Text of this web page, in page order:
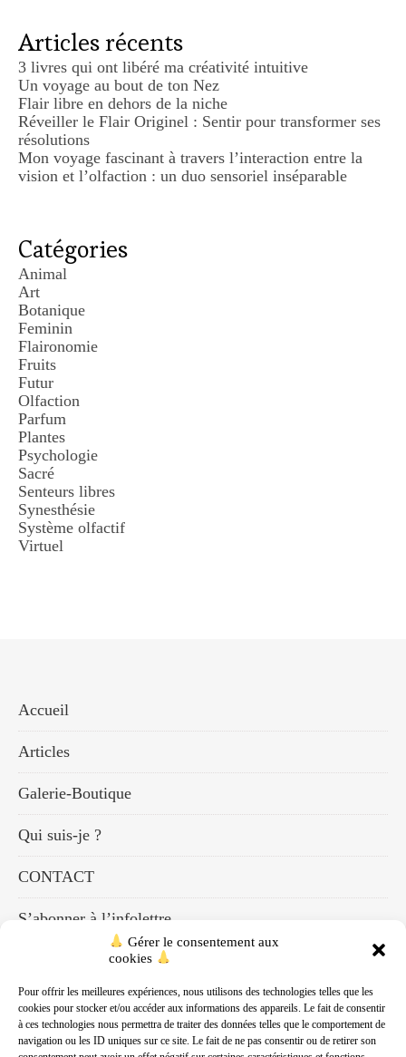
Gérer le consentement aux
cookies
Pour offrir les meilleures expériences, nous utilisons des technologies telles que les
cookies pour stocker et/ou accéder aux informations des appareils. Le fait de consentir
à ces technologies nous permettra de traiter des données telles que le comportement de
navigation ou les ID uniques sur ce site. Le fait de ne pas consentir ou de retirer son
Articles récents
3 livres qui ont libéré ma créativité intuitive
Un voyage au bout de ton Nez
Flair libre en dehors de la niche
Réveiller le Flair Originel : Sentir pour transformer ses
résolutions
Mon voyage fascinant à travers l’interaction entre la
vision et l’olfaction : un duo sensoriel inséparable
Catégories
Animal
Art
Botanique
Feminin
Flaironomie
Fruits
Futur
Olfaction
Parfum
Plantes
Psychologie
Sacré
Senteurs libres
Synesthésie
Système olfactif
Virtuel
Accueil
Articles
Galerie-Boutique
Qui suis-je ?
CONTACT
S’abonner à l’infolettre
Panier
Académie Olfactive Connexion®